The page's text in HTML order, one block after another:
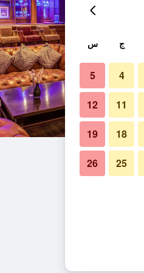
ج س
4
5
11
12
18
19
25
26